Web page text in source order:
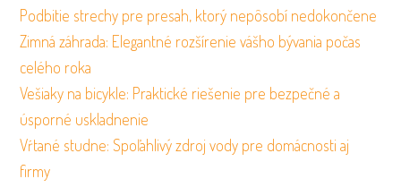
Podbitie strechy pre presah, ktorý nepôsobí nedokončene
Zimná záhrada: Elegantné rozšírenie vášho bývania počas
celého roka
Vešiaky na bicykle: Praktické riešenie pre bezpečné a
úsporné uskladnenie
Vŕtané studne: Spoľahlivý zdroj vody pre domácnosti aj
firmy